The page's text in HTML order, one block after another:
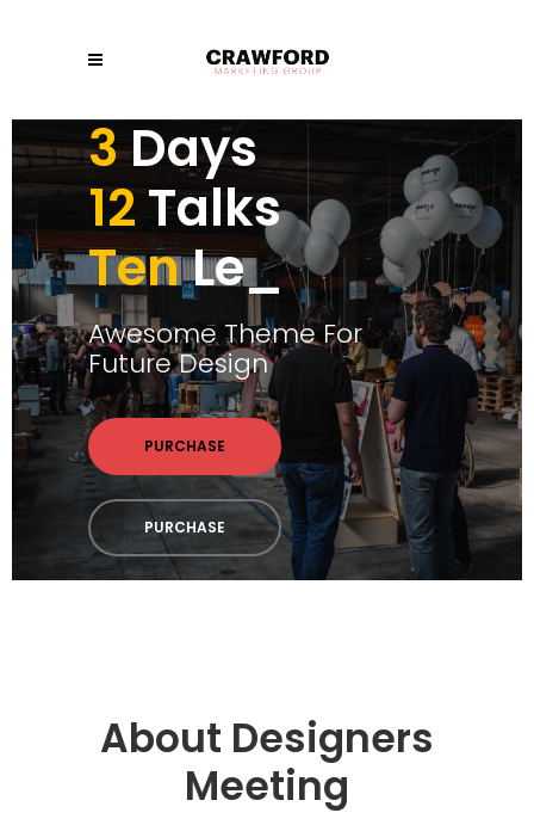
3Days
12Talks
TenPa_
Awesome Theme For
Future Design
PURCHASE
PURCHASE
About Designers
Meeting